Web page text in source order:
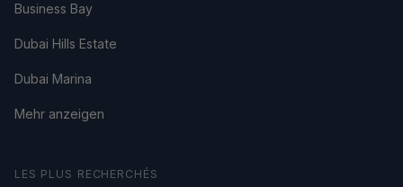
Business Bay
Dubai Hills Estate
Dubai Marina
Mehr anzeigen
LES PLUS RECHERCHÉS